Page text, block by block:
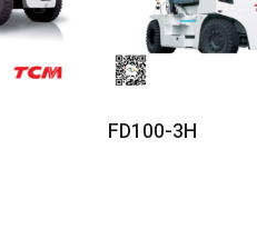
Read More
FD100-3H